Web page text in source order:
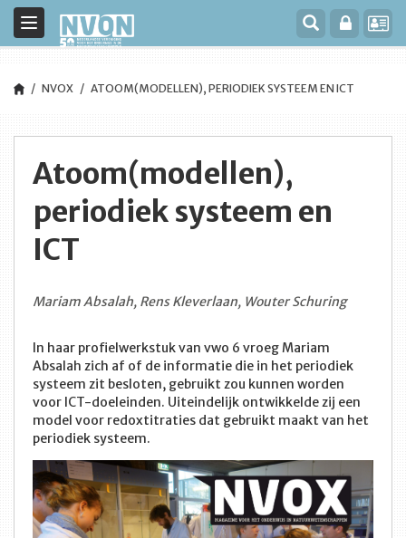
Toggle
navigation
NVOX ATOOM(MODELLEN), PERIODIEK SYSTEEM EN ICT
Atoom(modellen),
periodiek systeem en
ICT
Mariam Absalah, Rens Kleverlaan, Wouter Schuring
In haar profielwerkstuk van vwo 6 vroeg Mariam
Absalah zich af of de informatie die in het periodiek
systeem zit besloten, gebruikt zou kunnen worden
voor ICT-doeleinden. Uiteindelijk ontwikkelde zij een
model voor redoxtitraties dat gebruikt maakt van het
periodiek systeem.